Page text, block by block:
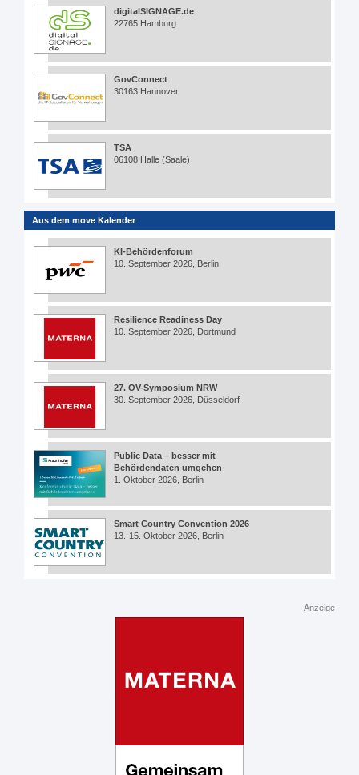
digitalSIGNAGE.de
22765 Hamburg
GovConnect
30163 Hannover
TSA
06108 Halle (Saale)
Aus dem move Kalender
KI-Behördenforum
10. September 2026, Berlin
Resilience Readiness Day
10. September 2026, Dortmund
27. ÖV-Symposium NRW
30. September 2026, Düsseldorf
Public Data – besser mit
Behördendaten umgehen
1. Oktober 2026, Berlin
Smart Country Convention 2026
13.-15. Oktober 2026, Berlin
Anzeige